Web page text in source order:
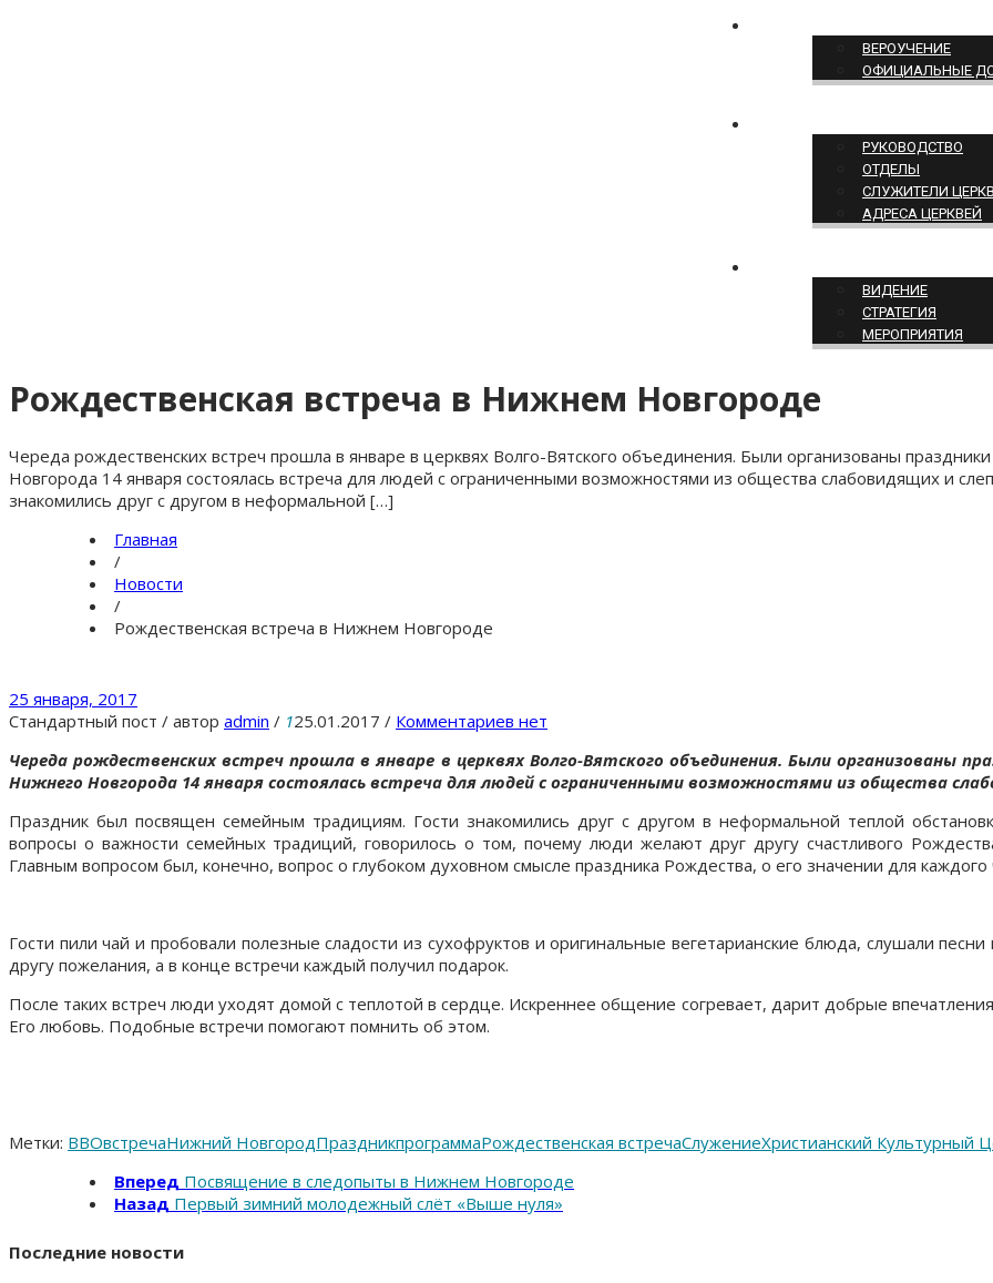
ВЕРОУЧЕНИЕ
ОФИЦИАЛЬНЫЕ
РУКОВОДСТВО
ОТДЕЛЫ
СЛУЖИТЕЛИ
АДРЕСА ЦЕРКВЕЙ
ВИДЕНИЕ
СТРАТЕГИЯ
МЕРОПРИЯТИЯ
Рождественская встреча в Нижнем Новгороде
Череда рождественских встреч прошла в январе в церквях Волго-Вятского объединения. Были организованы
Новгорода 14 января состоялась встреча для людей с ограниченными возможностями из общества слабовидящих и
знакомились друг с другом в неформальной […]
Главная
/
Новости
/
Рождественская встреча в Нижнем Новгороде
25 января, 2017
Стандартный пост / автор admin / 125.01.2017 / Комментариев нет
Череда рождественских встреч прошла в январе в церквях Волго-Вятского объединения. Были организованы
Нижнего Новгорода 14 января состоялась встреча для людей с ограниченными возможностями из общества
Праздник был посвящен семейным традициям. Гости знакомились друг с другом в неформальной теплой
вопросы о важности семейных традиций, говорилось о том, почему люди желают друг другу счастливого
Главным вопросом был, конечно, вопрос о глубоком духовном смысле праздника Рождества, о его значении для каждого
Гости пили чай и пробовали полезные сладости из сухофруктов и оригинальные вегетарианские блюда, слушали
другу пожелания, а в конце встречи каждый получил подарок.
После таких встреч люди уходят домой с теплотой в сердце. Искреннее общение согревает, дарит добрые
Его любовь. Подобные встречи помогают помнить об этом.
Метки: ВВОвстречаНижний НовгородПраздникпрограммаРождественская встречаСлужениеХристианский Культурный
Вперед Посвящение в следопыты в Нижнем Новгороде
Назад Первый зимний молодежный слёт «Выше нуля»
Последние новости